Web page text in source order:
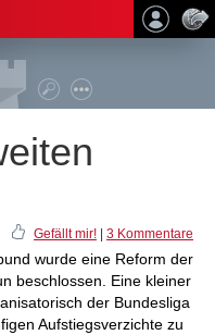
Gefällt mir! 3 Kommentare
wurde eine Reform der
beschlossen. Eine kleiner
der Bundesliga
Aufstiegsverzichte zu